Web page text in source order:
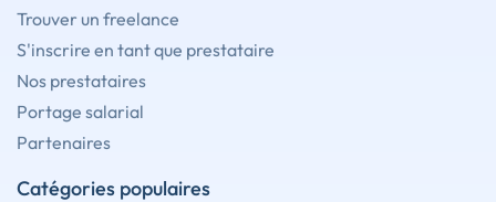
Trouver un freelance
S'inscrire en tant que prestataire
Nos prestataires
Portage salarial
Partenaires
Catégories populaires